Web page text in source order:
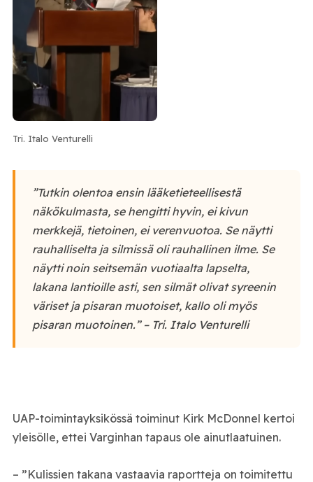
Tri. Italo Venturelli
”Tutkin olentoa ensin lääketieteellisestä
näkökulmasta, se hengitti hyvin, ei kivun
merkkejä, tietoinen, ei verenvuotoa. Se näytti
rauhalliselta ja silmissä oli rauhallinen ilme. Se
näytti noin seitsemän vuotiaalta lapselta,
lakana lantioille asti, sen silmät olivat syreenin
väriset ja pisaran muotoiset, kallo oli myös
pisaran muotoinen.” – Tri. Italo Venturelli
UAP-toimintayksikössä toiminut Kirk McDonnel kertoi
yleisölle, ettei Varginhan tapaus ole ainutlaatuinen.
– ”Kulissien takana vastaavia raportteja on toimitettu